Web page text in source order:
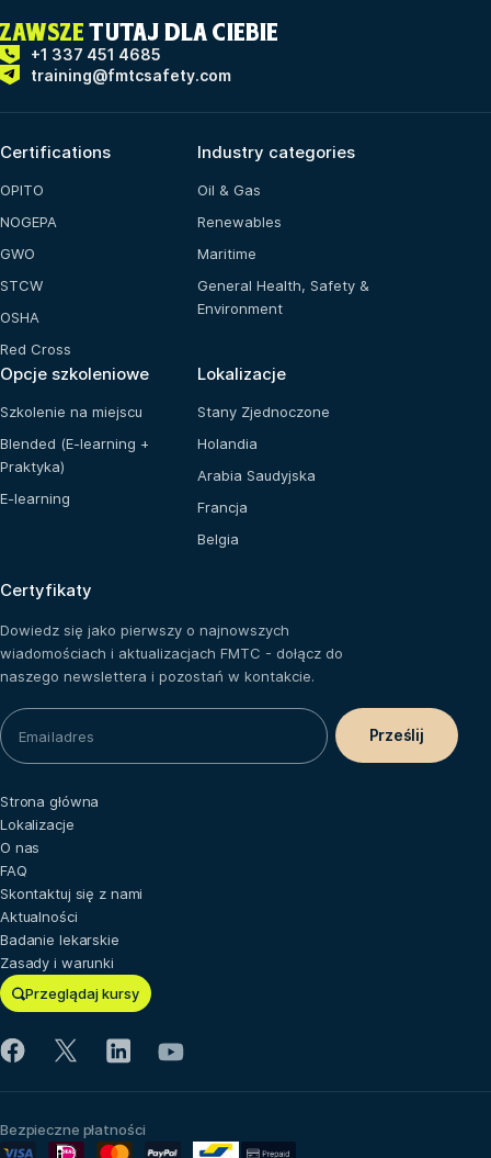
ZAWSZE TUTAJ DLA CIEBIE
+1 337 451 4685
training@fmtcsafety.com
Certifications
OPITO
NOGEPA
GWO
STCW
OSHA
Red Cross
Industry categories
Oil & Gas
Renewables
Maritime
General Health, Safety &
Environment
Opcje szkoleniowe
Szkolenie na miejscu
Blended (E-learning +
Praktyka)
E-learning
Lokalizacje
Stany Zjednoczone
Holandia
Arabia Saudyjska
Francja
Belgia
Certyfikaty
Dowiedz się jako pierwszy o najnowszych
wiadomościach i aktualizacjach FMTC - dołącz do
naszego newslettera i pozostań w kontakcie.
Przeglądaj kursy
Strona główna
Lokalizacje
O nas
FAQ
Skontaktuj się z nami
Aktualności
Badanie lekarskie
Zasady i warunki
Bezpieczne płatności